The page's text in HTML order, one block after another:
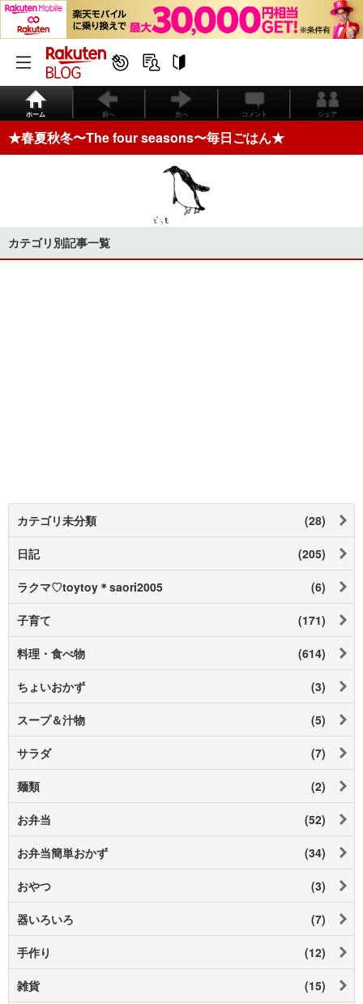
ホーム 前へ 次へ コメント シェア
★春夏秋冬〜The four seasons〜毎日ごはん★
カテゴリ別記事一覧
カテゴリ未分類 (28)
日記 (205)
ラクマ♡toytoy＊saori2005 (6)
子育て (171)
料理・食べ物 (614)
ちょいおかず (3)
スープ＆汁物 (5)
サラダ (7)
麺類 (2)
お弁当 (52)
お弁当簡単おかず (34)
おやつ (3)
器いろいろ (7)
手作り (12)
雑貨 (15)